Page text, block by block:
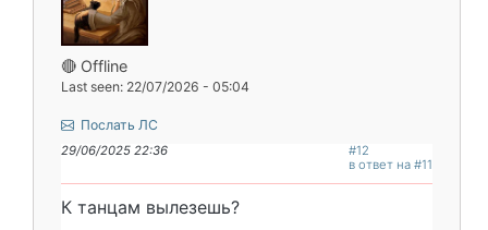
🔴 Offline
Last seen: 22/07/2026 - 05:04
Послать ЛС
29/06/2025 22:36
#12
в ответ на #11
К танцам вылезешь?